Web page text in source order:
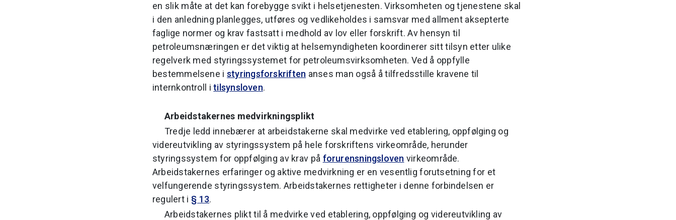
en slik måte at det kan forebygge svikt i helsetjenesten. Virksomheten og tjenestene skal
i den anledning planlegges, utføres og vedlikeholdes i samsvar med allment aksepterte
faglige normer og krav fastsatt i medhold av lov eller forskrift. Av hensyn til
petroleumsnæringen er det viktig at helsemyndigheten koordinerer sitt tilsyn etter ulike
regelverk med styringssystemet for petroleumsvirksomheten. Ved å oppfylle
bestemmelsene istyringsforskriften anses man også å tilfredsstille kravene til
internkontroll itilsynsloven.
Arbeidstakernes medvirkningsplikt
Tredje ledd innebærer at arbeidstakerne skal medvirke ved etablering, oppfølging og
videreutvikling av styringssystem på hele forskriftens virkeområde, herunder
styringssystem for oppfølging av krav på forurensningsloven virkeområde.
Arbeidstakernes erfaringer og aktive medvirkning er en vesentlig forutsetning for et
velfungerende styringssystem. Arbeidstakernes rettigheter i denne forbindelsen er
regulert i § 13.
Arbeidstakernes plikt til å medvirke ved etablering, oppfølging og videreutvikling av